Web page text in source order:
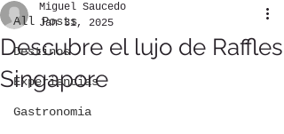
All Posts
Destinos
Experiencias
Gastronomia
Descubre el lujo de Raffles
Singapore
Miguel Saucedo
Jan 31, 2025